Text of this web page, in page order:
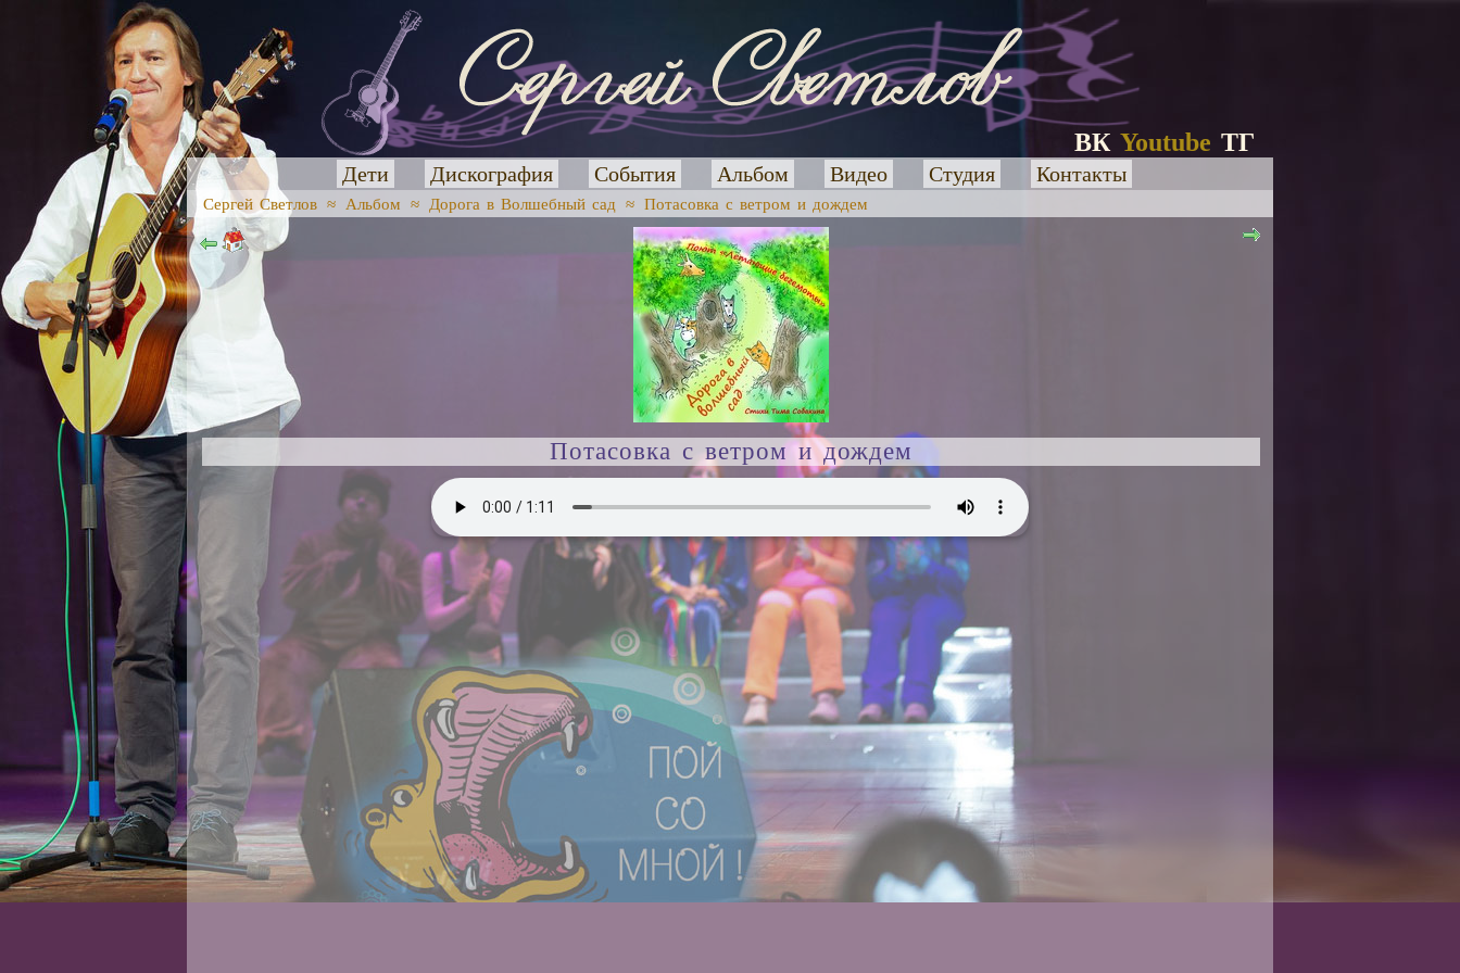
ВК Youtube ТГ
Дети Дискография События Альбом Видео Студия Контакты
Сергей Светлов ≈ Альбом ≈ Дорога в Волшебный сад ≈ Потасовка с ветром и дождем
Потасовка с ветром и дождем